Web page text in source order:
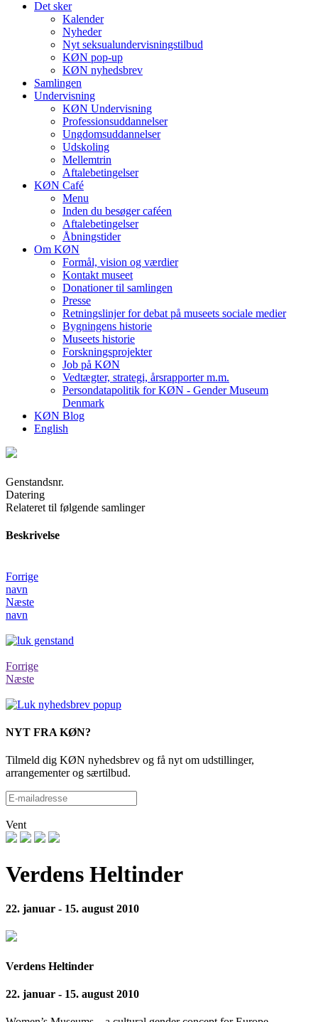
Det sker
Kalender
Nyheder
Nyt seksualundervisningstilbud
KØN pop-up
KØN nyhedsbrev
Samlingen
Undervisning
KØN Undervisning
Professionsuddannelser
Ungdomsuddannelser
Udskoling
Mellemtrin
Aftalebetingelser
KØN Café
Menu
Inden du besøger caféen
Aftalebetingelser
Åbningstider
Om KØN
Formål, vision og værdier
Kontakt museet
Donationer til samlingen
Presse
Retningslinjer for debat på museets sociale medier
Bygningens historie
Museets historie
Forskningsprojekter
Job på KØN
Vedtægter, strategi, årsrapporter m.m.
Persondatapolitik for KØN - Gender Museum
Denmark
KØN Blog
English
Genstandsnr.
Datering
Relateret til følgende samlinger
Beskrivelse
Forrige
navn
Næste
navn
Forrige
Næste
NYT FRA KØN?
Tilmeld dig KØN nyhedsbrev og få nyt om udstillinger,
arrangementer og særtilbud.
Vent
Verdens Heltinder
22. januar - 15. august 2010
Verdens Heltinder
22. januar - 15. august 2010